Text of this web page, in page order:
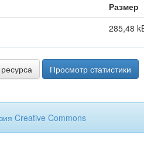
Размер
285,48
Просмотр статистики
Creative Commons